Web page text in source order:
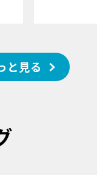
と見る